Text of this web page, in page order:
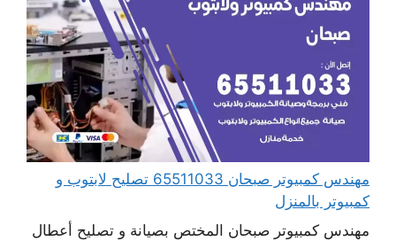
مهندس كمبيوتر صبحان 65511033 تصليح لابتوب و
كمبيوتر بالمنزل
مهندس كمبيوتر صبحان المختص بصيانة و تصليح أعطال